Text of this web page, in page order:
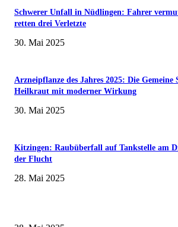
Schwerer Unfall in Nüdlingen: Fahrer
retten drei Verletzte
30. Mai 2025
Arzneipflanze des Jahres 2025: Die Gemeine
Heilkraut mit moderner Wirkung
30. Mai 2025
Kitzingen: Raubüberfall auf Tankstelle am
der Flucht
28. Mai 2025